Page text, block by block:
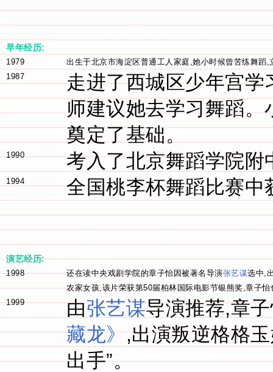
早年经历:
1979
出生于北京市海淀区普通工人家庭,她小时候曾苦练舞蹈,
1987
走进了西城区少年宫
师建议她去学习舞蹈
奠定了基础。
1990 考入了北京舞蹈学院
1994 全国桃李杯舞蹈比赛中
演艺经历:
1998 还在读中央戏剧学院的章子怡因被著名导演张艺谋选中,
农家女孩,该片荣获第50届柏林国际电影节银熊奖,章子
1999
由张艺谋导演推荐,章
藏龙》,出演叛逆格格
出手”。